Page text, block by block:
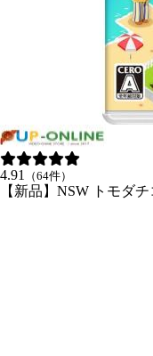
4.91 （64件）
【新品】NSW トモダ